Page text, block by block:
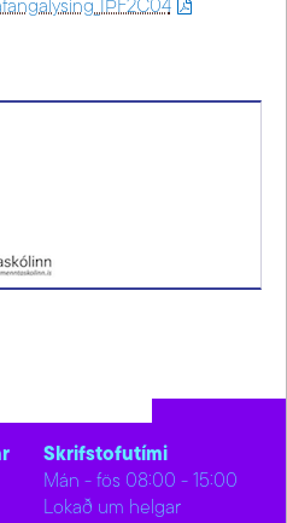
Skrifstofutími
Mán - fös 08:00 - 15:00
Lokað um helgar